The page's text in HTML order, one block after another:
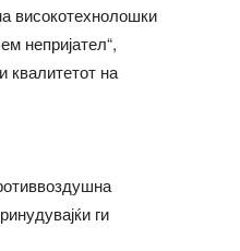
високотехнолошки
непријател“,
квалитетот на
ги